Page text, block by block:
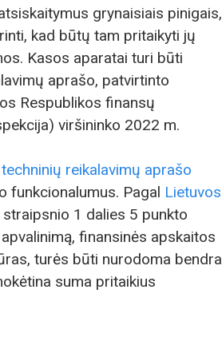
grynaisiais pinigais,
kad būtų tam pritaikyti jų
Kasos aparatai turi būti
aprašo, patvirtinto
Respublikos finansų
viršininko 2022 m.
reikalavimų aprašo
funkcionalumus. Pagal Lietuvos
straipsnio 1 dalies 5 punkto
finansinės apskaitos
turės būti nurodoma bendra
suma pritaikius